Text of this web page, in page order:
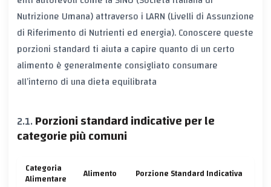
Nutrizione Umana) attraverso i LARN (Livelli di Assunzione
di Riferimento di Nutrienti ed energia). Conoscere queste
porzioni standard ti aiuta a capire quanto di un certo
alimento è generalmente consigliato consumare
all’interno di una dieta equilibrata
Porzioni standard indicative per le
categorie più comuni
Categoria
Alimentare Alimento Porzione Standard Indicativa